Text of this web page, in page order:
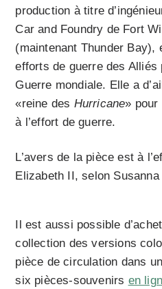
production à titre
Car and Foundry de Fort
(maintenant Thunder Bay),
efforts de guerre des Alliés
Guerre mondiale. Elle a
«reine des Hurricane» pour
à l’effort de guerre.
L’avers de la pièce est à
Elizabeth II, selon Susanna
Il est aussi possible
collection des versions
pièce de circulation dans
six pièces-souvenirs en